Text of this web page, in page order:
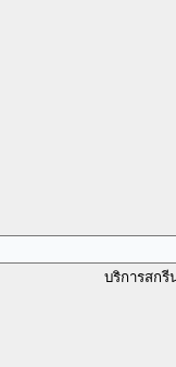
บริการสกรี